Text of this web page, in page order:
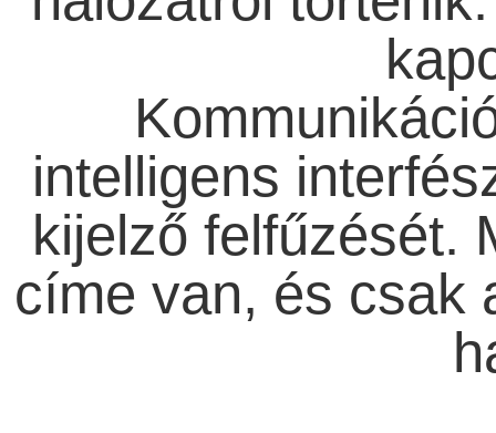
intelligens
kijelző felfűzését.
címe van, és csak